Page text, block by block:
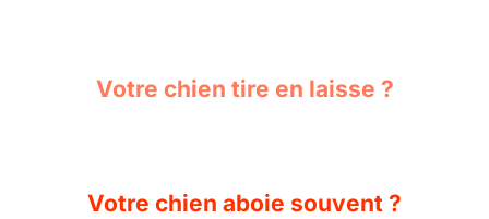
Votre chien tire en laisse ?
Votre chien aboie souvent ?